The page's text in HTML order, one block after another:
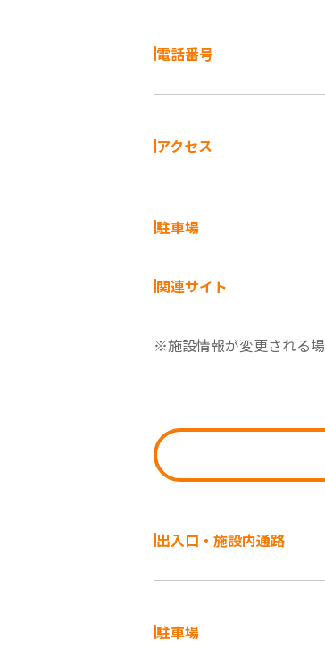
電話番号
アクセス
駐車場
関連サイト
※施設情報が変更される
出入口・施設内通路
駐車場